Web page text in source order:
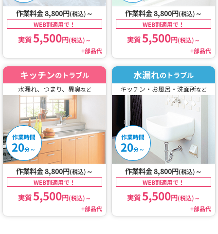
作業料金 8,800円(税込) ～
WEB割適用で！
実質5,500円(税込)～
+部品代
作業料金 8,800円(税込) ～
WEB割適用で！
実質5,500円(税込)～
+部品代
キッチンのトラブル
水漏れ、つまり、異臭など
作業時間
20分～
作業料金 8,800円(税込) ～
WEB割適用で！
実質5,500円(税込)～
+部品代
水漏れのトラブル
キッチン・お風呂・洗面所など
作業時間
20分～
作業料金 8,800円(税込) ～
WEB割適用で！
実質5,500円(税込)～
+部品代